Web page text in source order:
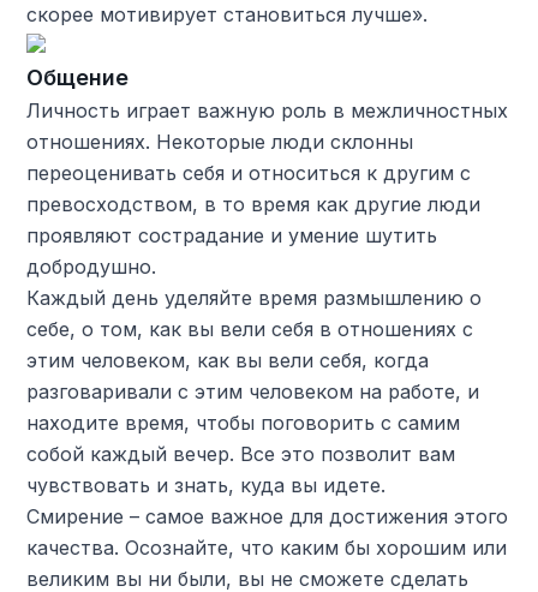
скорее мотивирует становиться лучше».
Общение
Личность играет важную роль в межличностных
отношениях. Некоторые люди склонны
переоценивать себя и относиться к другим с
превосходством, в то время как другие люди
проявляют сострадание и умение шутить
добродушно.
Каждый день уделяйте время размышлению о
себе, о том, как вы вели себя в отношениях с
этим человеком, как вы вели себя, когда
разговаривали с этим человеком на работе, и
находите время, чтобы поговорить с самим
собой каждый вечер. Все это позволит вам
чувствовать и знать, куда вы идете.
Смирение – самое важное для достижения этого
качества. Осознайте, что каким бы хорошим или
великим вы ни были, вы не сможете сделать